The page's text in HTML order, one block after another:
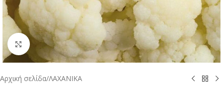
Κλικ για μεγέθυνση
Αρχική σελίδα/ΛΑΧΑΝΙΚΑ